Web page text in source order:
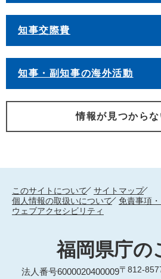
知事交際費
知事・副知事の海外活動
情報が見つからな
このサイトについて
サイトマップ
個人情報の取扱いについて
免責事項
ウェブアクセシビリティ
福岡県庁の
法人番号6000020400009〒812-